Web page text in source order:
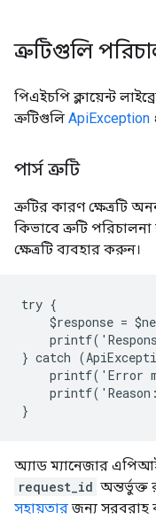
ত্রুটিগুলি
পিএইচপি ক্লায়েন্ট
ত্রুটিগুলি ApiException
পার্স ত্রুটি
ত্রুটির কারণ ক্ষেত্রটি
কিভাবে ত্রুটি
ক্ষেত্রটি ব্যবহার করুন।
try {
$response =
} catch
printf('Error
}
অ্যাড ম্যানেজার
request_id
সহায়তারজন্য সরবরাহ